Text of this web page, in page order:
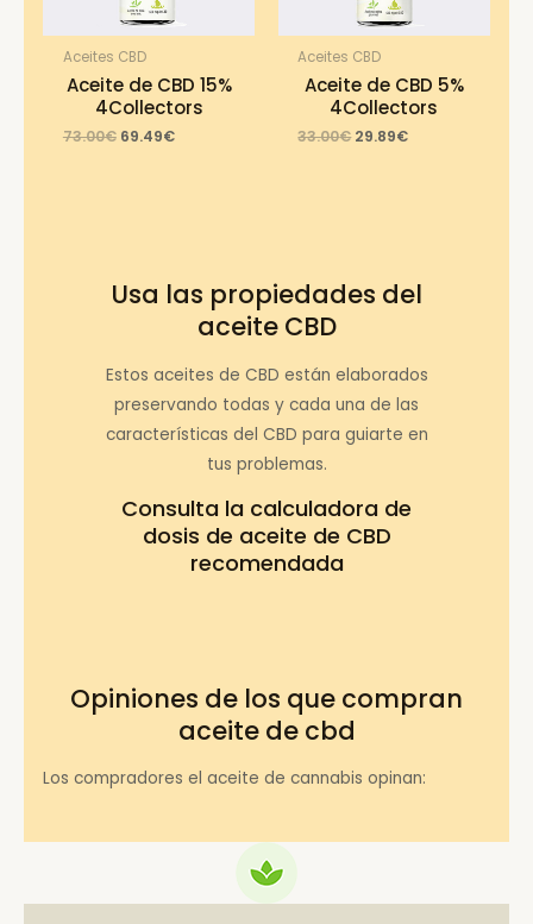
Aceites CBD
Aceite de CBD 15%
4Collectors
73.00€ Original
69.49€Current
Aceites CBD
Aceite de CBD 5%
4Collectors
33.00€ Original
29.89€Current
Usa las propiedades del
aceite CBD
Estos aceites de CBD están elaborados
preservando todas y cada una de las
características del CBD para guiarte en
tus problemas.
Consulta la calculadora de
dosis de aceite de CBD
recomendada
Opiniones de los que compran
aceite de cbd
Los compradores el aceite de cannabis opinan: